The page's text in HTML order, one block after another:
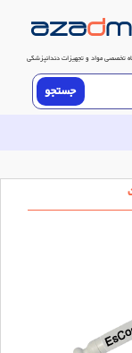
تخصصی مواد و تجهیزات دندانپزشکی